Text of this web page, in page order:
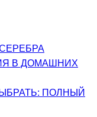
В ДОМАШНИХ
ПОЛНЫЙ